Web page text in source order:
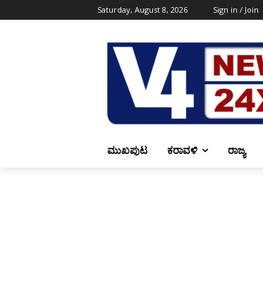
Saturday, August 8, 2026 Sign in / Join
ಮುಖಪುಟ ಕರಾವಳಿ ರಾಜ್ಯ